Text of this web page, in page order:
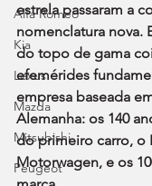
Alfa Romeo
Kia
Lexus
Mazda
Mitsubishi
Peugeot
estrela passaram a
nomenclatura nova.
do topo de gama
efemérides
empresa baseada
Alemanha: os 140
do primeiro carro, o
Motorwagen, e os